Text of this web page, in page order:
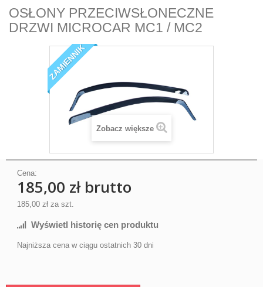
OSŁONY PRZECIWSŁONECZNE
DRZWI MICROCAR MC1 / MC2
ZAMIENNIK
Zobacz większe
Cena:
185,00 złbrutto
185,00 zł za szt.
Wyświetl historię cen produktu
Najniższa cena w ciągu ostatnich 30 dni